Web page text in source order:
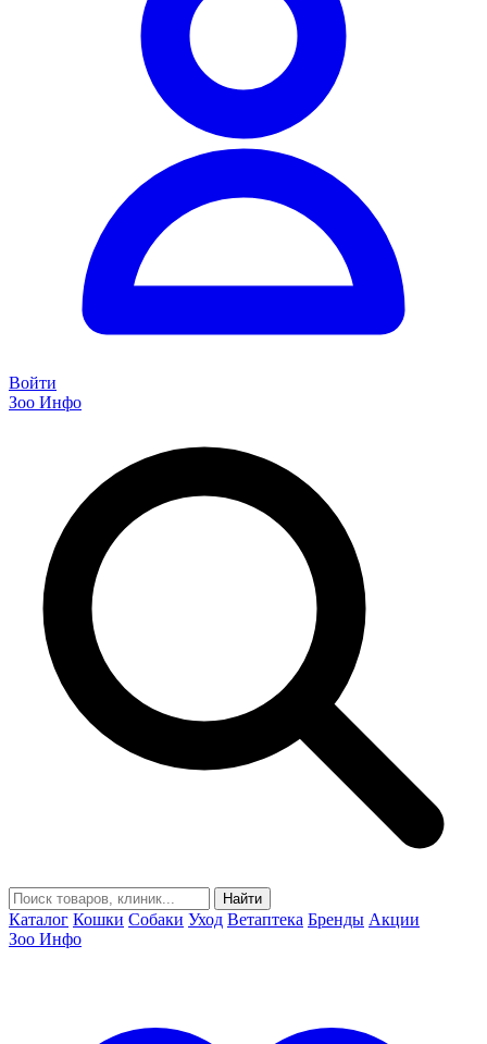
Войти
Зоо Инфо
Найти
Каталог Кошки Собаки Уход Ветаптека Бренды Акции
Зоо Инфо